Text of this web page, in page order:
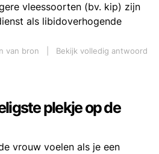
vleessoorten (bv. kip) zijn
als libidoverhogende
van bron
Bekijk volledig antwoord
plekje op de
vrouw voelen als je een